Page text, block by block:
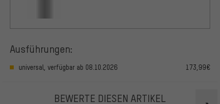
Ausführungen:
universal, verfügbar ab 08.10.2026 173,99€
BEWERTE DIESEN ARTIKEL